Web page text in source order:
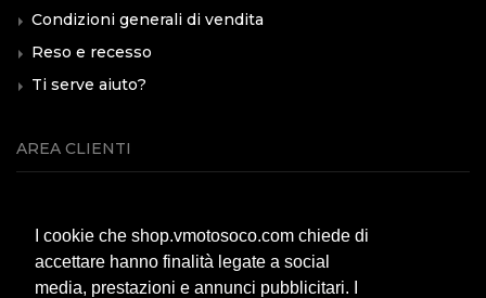
I cookie che shop.vmotosoco.com chiede di
accettare hanno finalità legate a social
media, prestazioni e annunci pubblicitari. I
Condizioni generali di vendita
Reso e recesso
Ti serve aiuto?
AREA CLIENTI
Modalità di pagamento
Spese di spedizione